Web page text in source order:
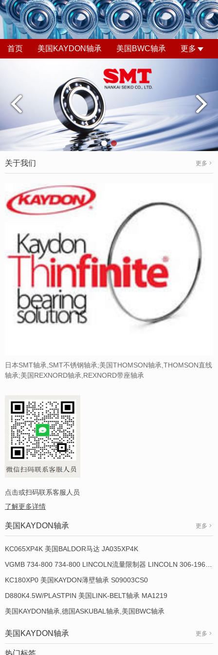
首页 美国KAYDON轴承 美国BWC轴承 更多
关于我们 更多
日本SMT轴承,SMT不锈钢轴承;美国THOMSON轴承,THOMSON直线
轴承;美国REXNORD轴承,REXNORD带座轴承
点击或扫码联系客服人员
了解更多详情
美国KAYDON轴承 更多
KC065XP4K 美国BALDOR马达 JA035XP4K
KC180XP0 美国KAYDON薄壁轴承 S09003CS0
D880K4.5W/PLASTPIN 美国LINK-BELT轴承 MA1219
美国KAYDON轴承,德国ASKUBAL轴承,美国BWC轴承
美国KAYDON轴承 更多
热门标签